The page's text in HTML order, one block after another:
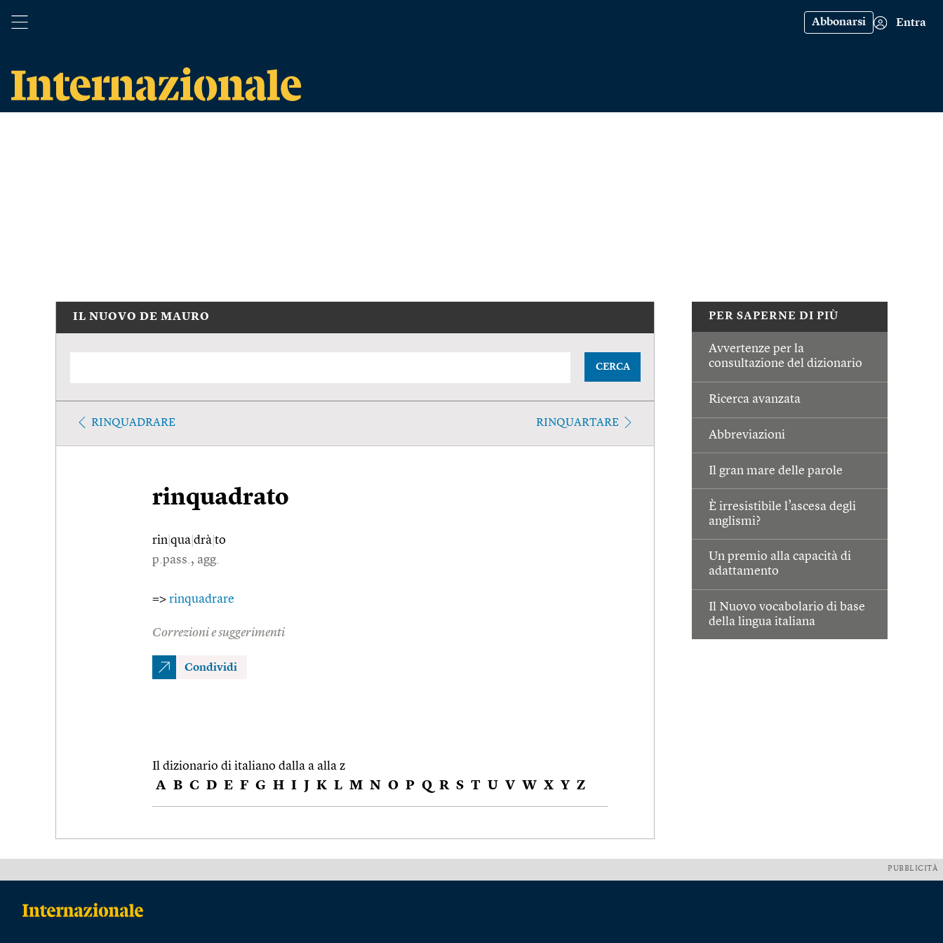
Abbonarsi Entra
PER SAPERNE DI PIÙ
Avvertenze per la
consultazione del dizionario
Ricerca avanzata
Abbreviazioni
Il gran mare delle parole
È irresistibile l’ascesa degli
anglismi?
Un premio alla capacità di
adattamento
Il Nuovo vocabolario di base
della lingua italiana
IL NUOVO DE MAURO
CERCA
RINQUADRARE RINQUARTARE
rinquadrato
rin qua drà to
p.pass., agg.
=> rinquadrare
Correzioni e suggerimenti
Condividi
Il dizionario di italiano dalla a alla z
A B C D E F G H I J K L M N O P Q R S T U V W X Y Z
PUBBLICITÀ